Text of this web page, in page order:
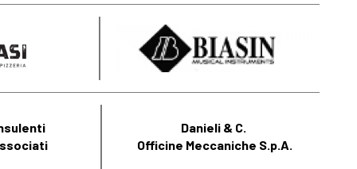
Danieli & C.
Officine Meccaniche S.p.A.